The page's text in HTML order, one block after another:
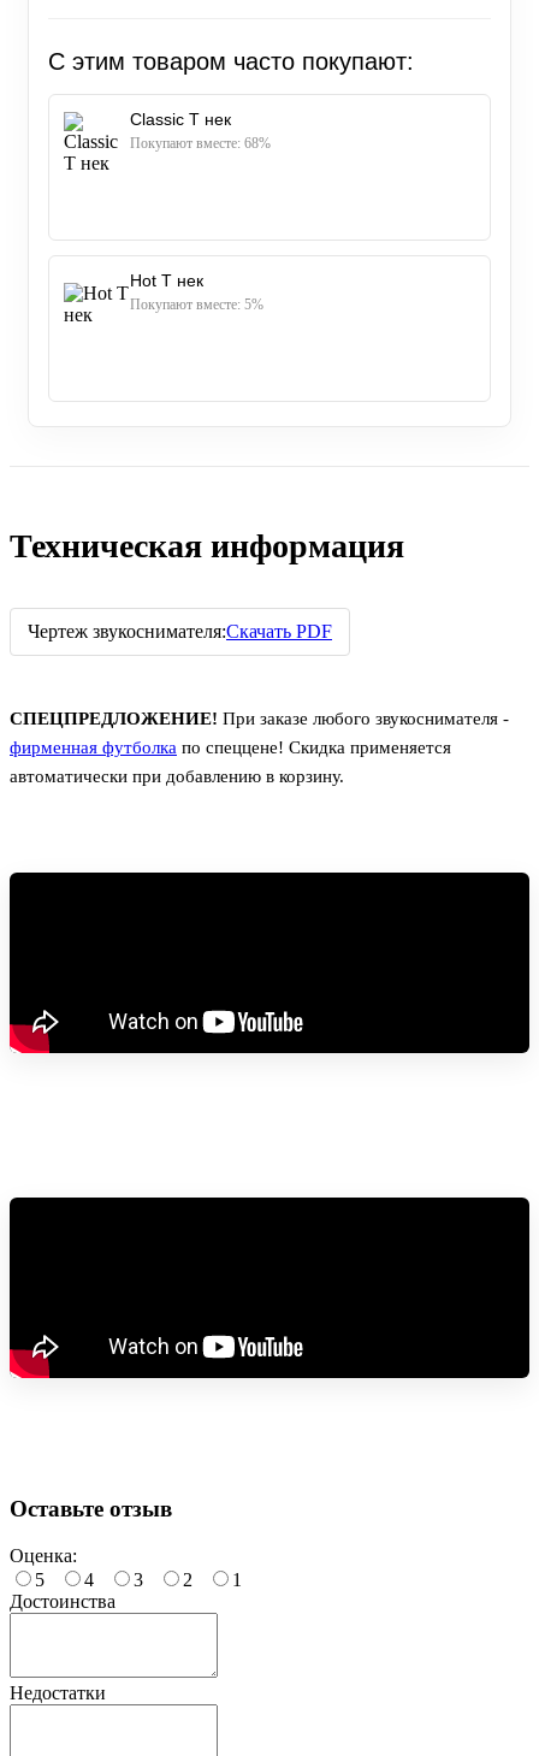
С этим товаром часто покупают:
Classic T нек
Покупают вместе: 68%
Hot T нек
Покупают вместе: 5%
Техническая информация
Чертеж звукоснимателя:Скачать PDF
СПЕЦПРЕДЛОЖЕНИЕ! При заказе любого звукоснимателя -
фирменная футболка по спеццене! Скидка применяется
автоматически при добавлению в корзину.
Оставьте отзыв
Оценка:
5
4 3 2
1
Достоинства
Недостатки